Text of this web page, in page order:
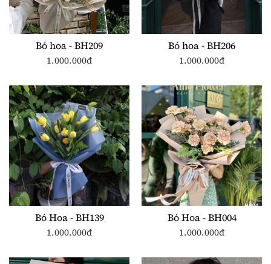
Bó hoa - BH209
1.000.000đ
Bó hoa - BH206
1.000.000đ
Bó Hoa - BH139
1.000.000đ
Bó Hoa - BH004
1.000.000đ